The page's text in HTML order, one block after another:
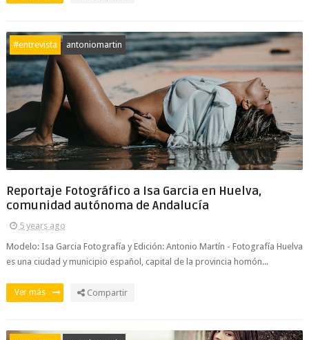
#entrevista antoniomartin
Reportaje Fotográfico a Isa Garcia en Huelva,
comunidad autónoma de Andalucía
5 years ago
Modelo: Isa Garcia Fotografía y Edición: Antonio Martín - Fotografía Huelva
es una ciudad y municipio español, capital de la provincia homón...
Ver más Compartir